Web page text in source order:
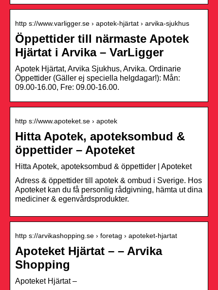
http s://www.varligger.se › apotek-hjärtat › arvika-sjukhus
Öppettider till närmaste Apotek
Hjärtat i Arvika – VarLigger
Apotek Hjärtat, Arvika Sjukhus, Arvika. Ordinarie
Öppettider (Gäller ej speciella helgdagar!): Mån:
09.00-16.00, Fre: 09.00-16.00.
http s://www.apoteket.se › apotek
Hitta Apotek, apoteksombud &
öppettider – Apoteket
Hitta Apotek, apoteksombud & öppettider | Apoteket
Adress & öppettider till apotek & ombud i Sverige. Hos
Apoteket kan du få personlig rådgivning, hämta ut dina
mediciner & egenvårdsprodukter.
http s://arvikashopping.se › foretag › apoteket-hjartat
Apoteket Hjärtat – – Arvika
Shopping
Apoteket Hjärtat –